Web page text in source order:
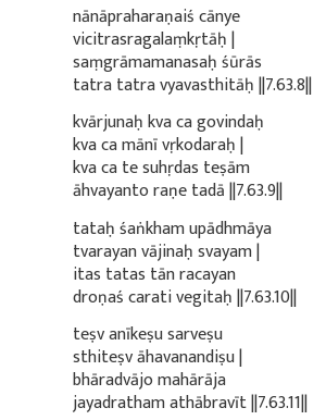
nānāpraharaṇaiś cānye
vicitrasragalaṃkṛtāḥ |
saṃgrāmamanasaḥ śūrās
tatra tatra vyavasthitāḥ ||7.63.8||
kvārjunaḥ kva ca govindaḥ
kva ca mānī vṛkodaraḥ |
kva ca te suhṛdas teṣām
āhvayanto raṇe tadā ||7.63.9||
tataḥ śaṅkham upādhmāya
tvarayan vājinaḥ svayam |
itas tatas tān racayan
droṇaś carati vegitaḥ ||7.63.10||
teṣv anīkeṣu sarveṣu
sthiteṣv āhavanandiṣu |
bhāradvājo mahārāja
jayadratham athābravīt ||7.63.11||